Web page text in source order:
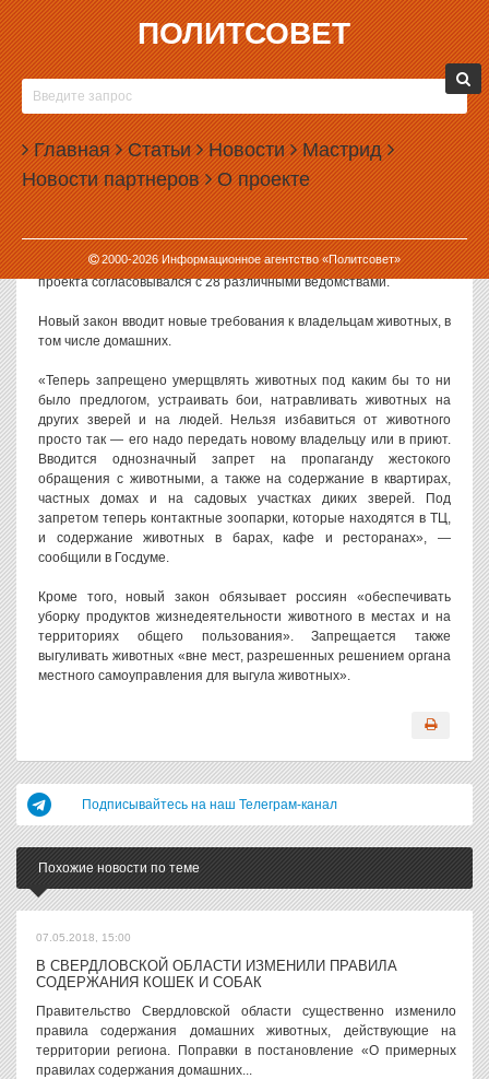
ПОЛИТСОВЕТ
Главная Статьи Новости Мастрид
Новости партнеров О проекте
2000-2026Информационное агентство «Политсовет»
19.12.2018, 17:52
ГОСДУМА ЗАПРЕТИЛА ВЫБРАСЫВАТЬ
ДОМАШНИХ ЖИВОТНЫХ
Государственная дума приняла закон об охране животных.
Новый документ запрещает россиянам выбрасывать домашних
животных, натравливать их на людей и устраивать с ними бои.
Работа над законом длилась восемь лет: он был внесен еще в
2010 году. За это время было рассмотрено 300 поправок, текст
проекта согласовывался с 28 различными ведомствами.
Новый закон вводит новые требования к владельцам животных, в
том числе домашних.
«Теперь запрещено умерщвлять животных под каким бы то ни
было предлогом, устраивать бои, натравливать животных на
других зверей и на людей. Нельзя избавиться от животного
просто так — его надо передать новому владельцу или в приют.
Вводится однозначный запрет на пропаганду жестокого
обращения с животными, а также на содержание в квартирах,
частных домах и на садовых участках диких зверей. Под
запретом теперь контактные зоопарки, которые находятся в ТЦ,
и содержание животных в барах, кафе и ресторанах», —
сообщили в Госдуме.
Кроме того, новый закон обязывает россиян «обеспечивать
уборку продуктов жизнедеятельности животного в местах и на
территориях общего пользования». Запрещается также
выгуливать животных «вне мест, разрешенных решением органа
местного самоуправления для выгула животных».
Подписывайтесь на наш Телеграм-канал
Похожие новости по теме
07.05.2018, 15:00
В СВЕРДЛОВСКОЙ ОБЛАСТИ ИЗМЕНИЛИ ПРАВИЛА
СОДЕРЖАНИЯ КОШЕК И СОБАК
Правительство Свердловской области существенно изменило
правила содержания домашних животных, действующие на
территории региона. Поправки в постановление «О примерных
правилах содержания домашних...